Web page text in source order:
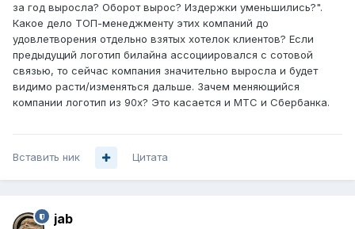
за год выросла? Оборот вырос? Издержки уменьшились?".
Какое дело ТОП-менеджменту этих компаний до
удовлетворения отдельно взятых хотелок клиентов? Если
предыдущий логотип билайна ассоциировался с сотовой
связью, то сейчас компания значительно выросла и будет
видимо расти/изменяться дальше. Зачем меняющийся
компании логотип из 90х? Это касается и МТС и Сбербанка.
Вставить ник Цитата
jab